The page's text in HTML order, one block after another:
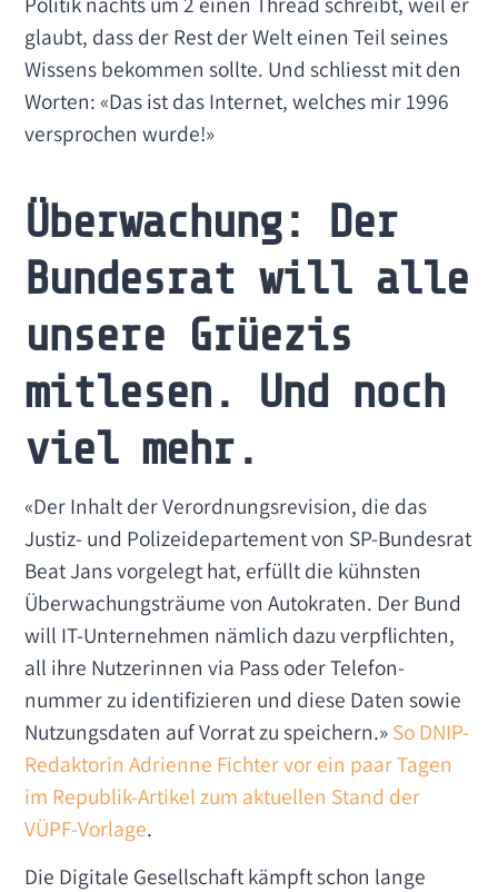
glaubt, dass der Rest der Welt einen Teil seines
Wissens bekommen sollte. Und schliesst mit den
Worten: «Das ist das Internet, welches mir 1996
versprochen wurde!»
Überwachung: Der
Bundesrat will alle
unsere Grüezis
mitlesen. Und noch
viel mehr.
«Der Inhalt der Verordnungs­revision, die das
Justiz- und Polizei­departement von SP-Bundesrat
Beat Jans vorgelegt hat, erfüllt die kühnsten
Überwachungs­träume von Autokraten. Der Bund
will IT-Unternehmen nämlich dazu verpflichten,
all ihre Nutzerinnen via Pass oder Telefon­
nummer zu identifizieren und diese Daten sowie
Nutzungs­daten auf Vorrat zu speichern.»So DNIP-
Redaktorin Adrienne Fichter vor ein paar Tagen
im Republik-Artikel zum aktuellen Stand der
VÜPF-Vorlage.
Die Digitale Gesellschaft kämpft schon lange